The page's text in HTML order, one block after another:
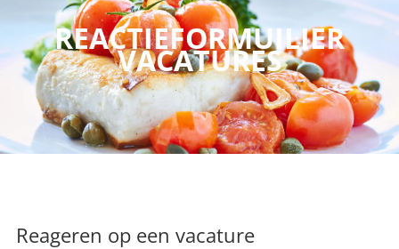
REACTIEFORMUILIER
VACATURES
Reageren op een vacature